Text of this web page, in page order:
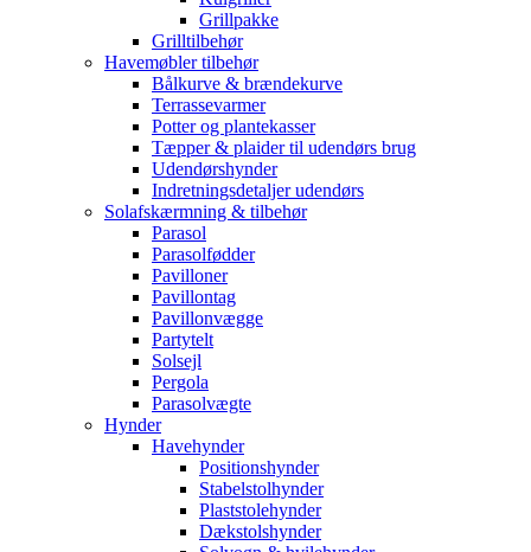
Grillpakke
Grilltilbehør
Havemøbler tilbehør
Bålkurve & brændekurve
Terrassevarmer
Potter og plantekasser
Tæpper & plaider til udendørs brug
Udendørshynder
Indretningsdetaljer udendørs
Solafskærmning & tilbehør
Parasol
Parasolfødder
Pavilloner
Pavillontag
Pavillonvægge
Partytelt
Solsejl
Pergola
Parasolvægte
Hynder
Havehynder
Positionshynder
Stabelstolhynder
Plaststolehynder
Dækstolshynder